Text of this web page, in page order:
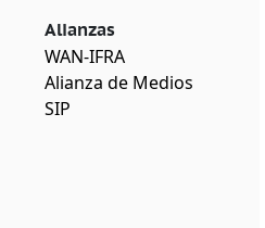
Alianzas
WAN-IFRA
Alianza de Medios
SIP